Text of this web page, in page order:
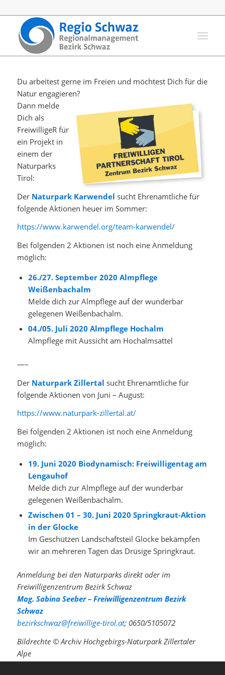
Du arbeitest gerne im Freien und möchtest Dich für die
Natur engagieren?
Dann melde
Dich als
FreiwilligeR für
ein Projekt in
einem der
Naturparks
Tirol:
Der Naturpark Karwendel sucht Ehrenamtliche für
folgende Aktionen heuer im Sommer:
https://www.karwendel.org/team-karwendel/
Bei folgenden 2 Aktionen ist noch eine Anmeldung
möglich:
26./27. September 2020 Almpflege
Weißenbachalm
Melde dich zur Almpflege auf der wunderbar
gelegenen Weißenbachalm.
04./05. Juli 2020 Almpflege Hochalm
Almpflege mit Aussicht am Hochalmsattel
—–
Der Naturpark Zillertal sucht Ehrenamtliche für
folgende Aktionen von Juni – August:
https://www.naturpark-zillertal.at/
Bei folgenden 2 Aktionen ist noch eine Anmeldung
möglich:
19. Juni 2020 Biodynamisch: Freiwilligentag am
Lengauhof
Melde dich zur Almpflege auf der wunderbar
gelegenen Weißenbachalm.
Zwischen 01 – 30. Juni 2020 Springkraut-Aktion
in der Glocke
Im Geschützen Landschaftsteil Glocke bekämpfen
wir an mehreren Tagen das Drüsige Springkraut.
Anmeldung bei den Naturparks direkt oder im
Freiwilligenzentrum Bezirk Schwaz
Mag. Sabina Seeber – Freiwilligenzentrum Bezirk
Schwaz
bezirkschwaz@freiwillige-tirol.at; 0650/5105072
Bildrechte © Archiv Hochgebirgs-Naturpark Zillertaler
Alpe